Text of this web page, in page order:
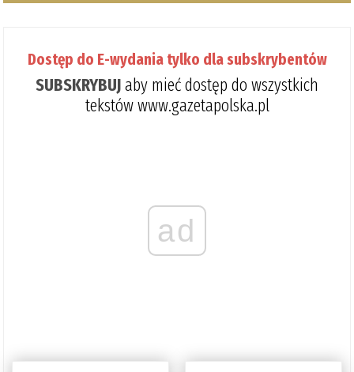
Dostęp do E-wydania tylko dla subskrybentów
SUBSKRYBUJaby mieć dostęp do wszystkich
tekstów www.gazetapolska.pl
ad